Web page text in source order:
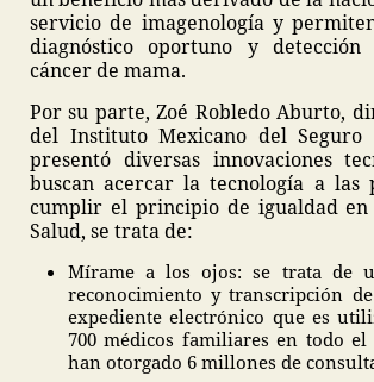
servicio de imagenología y
diagnóstico oportuno y
cáncer de mama.
Por su parte, Zoé Robledo Aburto,
del Instituto Mexicano del Seguro
presentó diversas innovaciones
buscan acercar la tecnología a las
cumplir el principio de igualdad en
Salud, se trata de:
Mírame a los ojos: se trata de
reconocimiento y transcripción
expediente electrónico que es
700 médicos familiares en todo el
han otorgado 6 millones de